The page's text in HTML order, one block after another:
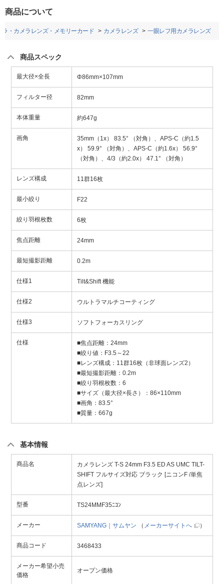
商品について
ラ・カメラレンズ・メモリーカード カメラレンズ 一眼レフ用カメラレンズ
商品スペック
最大径×全長 Φ86mm×107mm
フィルター径 82mm
本体重量 約647g
画角
35mm（1x） 83.5° （対角）、APS-C（約1.5
x） 59.9° （対角）、APS-C（約1.6x） 56.9°
（対角）、4/3（約2.0x） 47.1° （対角）
レンズ構成 11群16枚
最小絞り F22
絞り羽根枚数 6枚
焦点距離 24mm
最短撮影距離 0.2m
仕様1 Tilt&Shift 機能
仕様2 ウルトラマルチコーティング
仕様3 ソフトフォーカスリング
仕様
■焦点距離：24mm
■絞り値：F3.5～22
■レンズ構成：11群16枚（非球面レンズ2）
■最短撮影距離：0.2m
■絞り羽根枚数：6
■サイズ（最大径×長さ）：86×110mm
■画角：83.5°
■質量：667g
基本情報
商品名
カメラレンズ T-S 24mm F3.5 ED AS UMC TILT-
SHIFT フルサイズ対応 ブラック [ニコンF /単焦
点レンズ]
型番 TS24MMF35ﾆｺﾝ
メーカー SAMYANG｜サムヤン （ メーカーサイトへ ）
商品コード 3468433
メーカー希望小売
価格
オープン価格